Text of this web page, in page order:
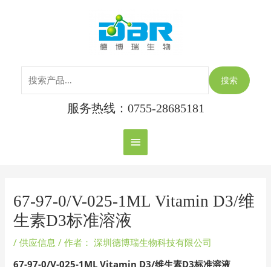
主
菜
单
搜索
服务热线：0755-28685181
67-97-0/V-025-1ML Vitamin D3/维
生素D3标准溶液
/供应信息 / 作者： 深圳德博瑞生物科技有限公司
67-97-0/V-025-1ML Vitamin D3/维生素D3标准溶液